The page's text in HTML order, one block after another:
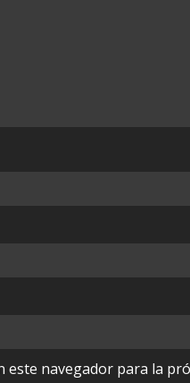
navegador para la